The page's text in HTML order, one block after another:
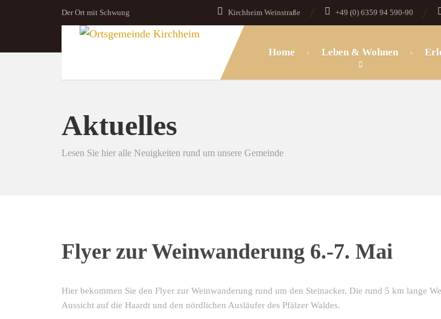
Der Ort mit Schwung Kirchheim Weinstraße +49 (0) 6359 94 590-90
Home Leben & Wohnen
Aktuelles
Lesen Sie hier alle Neuigkeiten rund um unsere Gemeinde
Flyer zur Weinwanderung 6.-7. Mai
Hier bekommen Sie den Flyer zur Weinwanderung rund um den Steinacker. Die rund 5 km lange
Aussicht auf die Haardt und den nördlichen Ausläufer des Pfälzer Waldes.